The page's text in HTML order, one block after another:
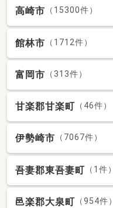
高崎市 （15300件）
館林市 （1712件）
富岡市 （313件）
甘楽郡甘楽町 （46件）
伊勢崎市 （7067件）
吾妻郡東吾妻町 （1件）
邑楽郡大泉町 （954件）